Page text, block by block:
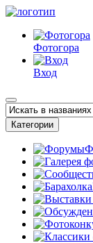
Фотогора
Вход
Категории